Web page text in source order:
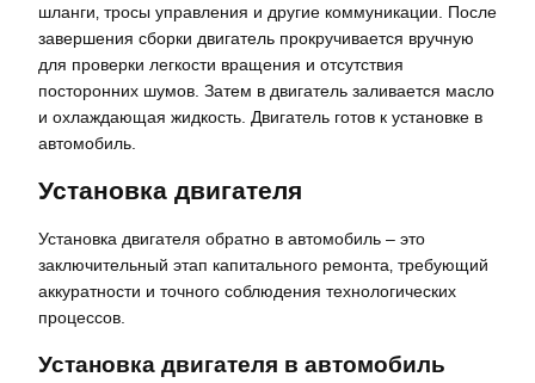
шланги‚ тросы управления и другие коммуникации. После
завершения сборки двигатель прокручивается вручную
для проверки легкости вращения и отсутствия
посторонних шумов. Затем в двигатель заливается масло
и охлаждающая жидкость. Двигатель готов к установке в
автомобиль.
Установка двигателя
Установка двигателя обратно в автомобиль – это
заключительный этап капитального ремонта‚ требующий
аккуратности и точного соблюдения технологических
процессов.
Установка двигателя в автомобиль